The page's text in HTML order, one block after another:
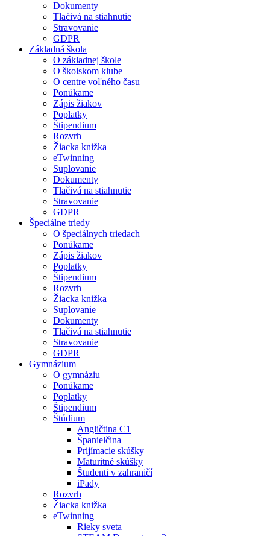
Dokumenty
Tlačivá na stiahnutie
Stravovanie
GDPR
Základná škola
O základnej škole
O školskom klube
O centre voľného času
Ponúkame
Zápis žiakov
Poplatky
Štipendium
Rozvrh
Žiacka knižka
eTwinning
Suplovanie
Dokumenty
Tlačivá na stiahnutie
Stravovanie
GDPR
Špeciálne triedy
O špeciálnych triedach
Ponúkame
Zápis žiakov
Poplatky
Štipendium
Rozvrh
Žiacka knižka
Suplovanie
Dokumenty
Tlačivá na stiahnutie
Stravovanie
GDPR
Gymnázium
O gymnáziu
Ponúkame
Poplatky
Štipendium
Štúdium
Angličtina C1
Španielčina
Prijímacie skúšky
Maturitné skúšky
Študenti v zahraničí
iPady
Rozvrh
Žiacka knižka
eTwinning
Rieky sveta